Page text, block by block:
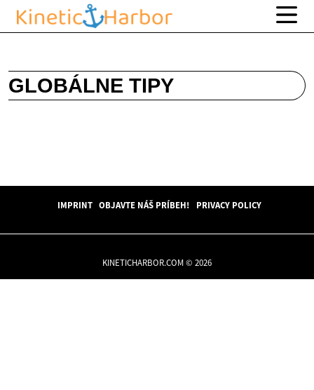
GLOBÁLNE TIPY
IMPRINT OBJAVTE NÁŠ PRÍBEH! PRIVACY POLICY
KINETICHARBOR.COM © 2026